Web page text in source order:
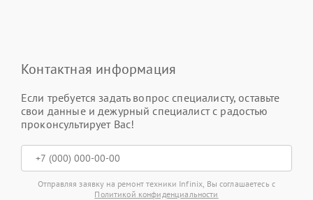
Контактная информация
Если требуется задать вопрос специалисту, оставьте
свои данные и дежурный специалист с радостью
проконсультирует Вас!
Отправляя заявку на ремонт техники Infinix, Вы соглашаетесь с
Политикой конфиденциальности